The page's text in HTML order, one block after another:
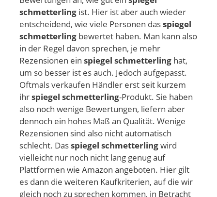
schmetterling ist. Hier ist aber auch wieder
entscheidend, wie viele Personen dasspiegel
schmetterling bewertet haben. Man kann also
in der Regel davon sprechen, je mehr
Rezensionen ein spiegel schmetterling hat,
um so besser ist es auch. Jedoch aufgepasst.
Oftmals verkaufen Händler erst seit kurzem
ihrspiegel schmetterling-Produkt. Sie haben
also noch wenige Bewertungen, liefern aber
dennoch ein hohes Maß an Qualität. Wenige
Rezensionen sind also nicht automatisch
schlecht. Dasspiegel schmetterlingwird
vielleicht nur noch nicht lang genug auf
Plattformen wie Amazon angeboten. Hier gilt
es dann die weiteren Kaufkriterien, auf die wir
gleich noch zu sprechen kommen, in Betracht